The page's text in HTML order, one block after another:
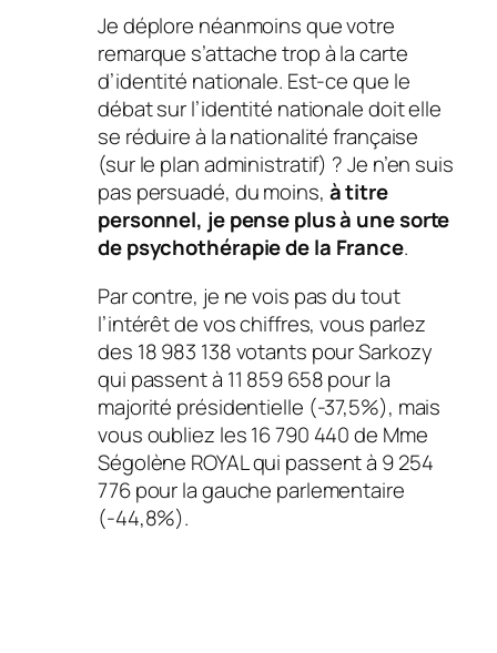
Je déplore néanmoins que votre
remarque s’attache trop à la carte
d’identité nationale. Est-ce que le
débat sur l’identité nationale doit elle
se réduire à la nationalité française
(sur le plan administratif) ? Je n’en suis
pas persuadé, du moins, à titre
personnel, je pense plus à une sorte
de psychothérapie de la France.
Par contre, je ne vois pas du tout
l’intérêt de vos chiffres, vous parlez
des 18 983 138 votants pour Sarkozy
qui passent à 11 859 658 pour la
majorité présidentielle (-37,5%), mais
vous oubliez les 16 790 440 de Mme
Ségolène ROYAL qui passent à 9 254
776 pour la gauche parlementaire
(-44,8%).